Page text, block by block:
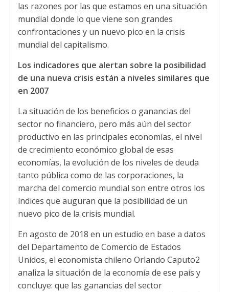
las razones por las que estamos en una situación
mundial donde lo que viene son grandes
confrontaciones y un nuevo pico en la crisis
mundial del capitalismo.
Los indicadores que alertan sobre la posibilidad
de una nueva crisis están a niveles similares que
en 2007
La situación de los beneficios o ganancias del
sector no financiero, pero más aún del sector
productivo en las principales economías, el nivel
de crecimiento económico global de esas
economías, la evolución de los niveles de deuda
tanto pública como de las corporaciones, la
marcha del comercio mundial son entre otros los
índices que auguran que la posibilidad de un
nuevo pico de la crisis mundial.
En agosto de 2018 en un estudio en base a datos
del Departamento de Comercio de Estados
Unidos, el economista chileno Orlando Caputo2
analiza la situación de la economía de ese país y
concluye: que las ganancias del sector